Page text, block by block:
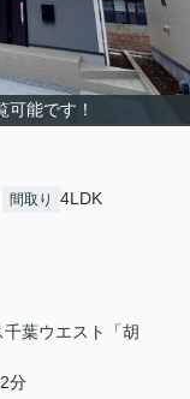
可能です！
間取り 4LDK
千葉ウエスト「胡
分